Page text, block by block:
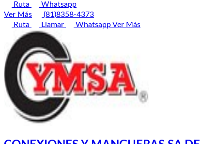
Ruta
Whatsapp
Ver Más
(81)8358-4373
Ruta
Llamar WhatsappVer Más